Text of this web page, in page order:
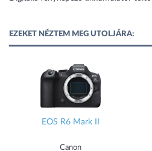
EZEKET NÉZTEM MEG UTOLJÁRA:
EOS R6 Mark II
Canon